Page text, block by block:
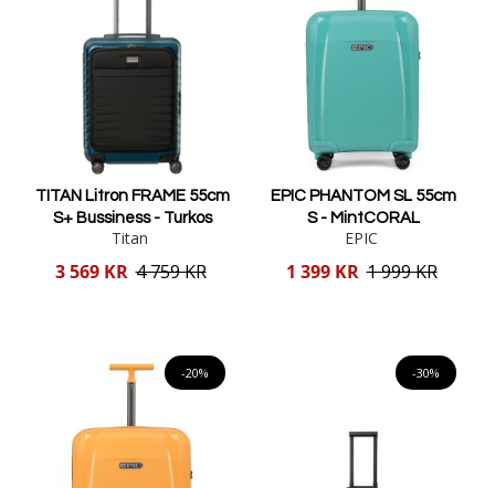
TITAN Litron FRAME 55cm
S+ Bussiness - Turkos
Titan
Reducerat
3 569 KR 4 759 KR
EPIC PHANTOM SL 55cm
S - MintCORAL
EPIC
Reducerat
1 399 KR 1 999 KR
-20% -30%